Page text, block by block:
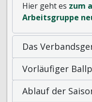
Hier geht es zum
Arbeitsgruppe
Das
Vorläufiger
Ablauf der